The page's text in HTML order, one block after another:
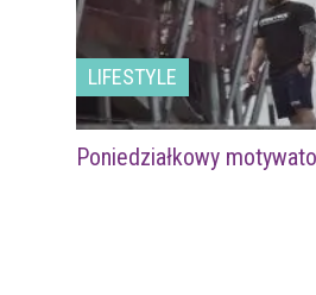
LIFESTYLE
Poniedziałkowy